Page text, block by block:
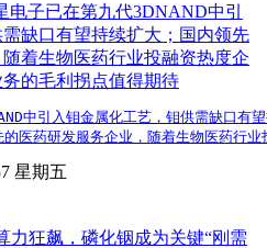
电子已在第九代3DNAND中引
缺口有望持续扩大；国内领先
着生物医药行业投融资热度企
的毛利拐点值得期待
中引入钼金属化工艺，钼供需缺口有
药研发服务企业，随着生物医药行业
星期五
力狂飙，磷化铟成为关键“刚需